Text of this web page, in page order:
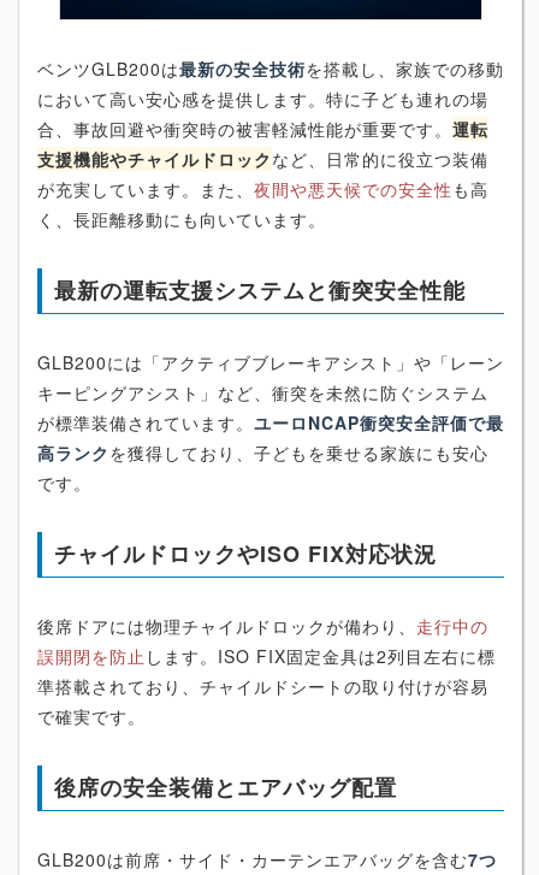
ベンツGLB200は最新の安全技術を搭載し、家族での移動
において高い安心感を提供します。特に子ども連れの場
合、事故回避や衝突時の被害軽減性能が重要です。 運転
支援機能やチャイルドロック など、日常的に役立つ装備
が充実しています。また、 夜間や悪天候での安全性 も高
く、長距離移動にも向いています。
最新の運転支援システムと衝突安全性能
GLB200には「アクティブブレーキアシスト」や「レーン
キーピングアシスト」など、衝突を未然に防ぐシステム
が標準装備されています。 ユーロNCAP衝突安全評価で最
高ランク を獲得しており、子どもを乗せる家族にも安心
です。
チャイルドロックやISO FIX対応状況
後席ドアには物理チャイルドロックが備わり、 走行中の
誤開閉を防止 します。ISO FIX固定金具は2列目左右に標
準搭載されており、チャイルドシートの取り付けが容易
で確実です。
後席の安全装備とエアバッグ配置
GLB200は前席・サイド・カーテンエアバッグを含む7つ